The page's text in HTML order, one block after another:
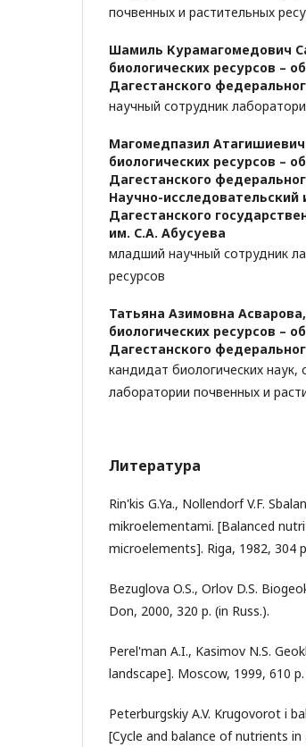
почвенных и растительных
Шамиль Курамагомедович
биологических ресурсов –
Дагестанского
научный сотрудник
Магомедпазил Атагишиевич
биологических ресурсов –
Дагестанского
Научно-
Дагестанского
им. С.А. Абусуева
младший научный сотрудник
ресурсов
Татьяна Азимовна Асварова,
биологических ресурсов –
Дагестанского
кандидат биологических
лаборатории почвенных и
Литература
Rin'kis G.Ya., Nollendorf V.F.
mikroelementami. [Balanced
microelements]. Riga, 1982, 304
Bezuglova O.S., Orlov D.S.
Don, 2000, 320 p. (in Russ.).
Perel'man A.I., Kasimov N.S.
landscape]. Moscow, 1999, 610 p.
Peterburgskiy A.V. Krugovorot i
[Cycle and balance of nutrients